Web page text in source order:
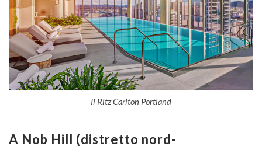
Il Ritz Carlton Portland
A Nob Hill (distretto nord-